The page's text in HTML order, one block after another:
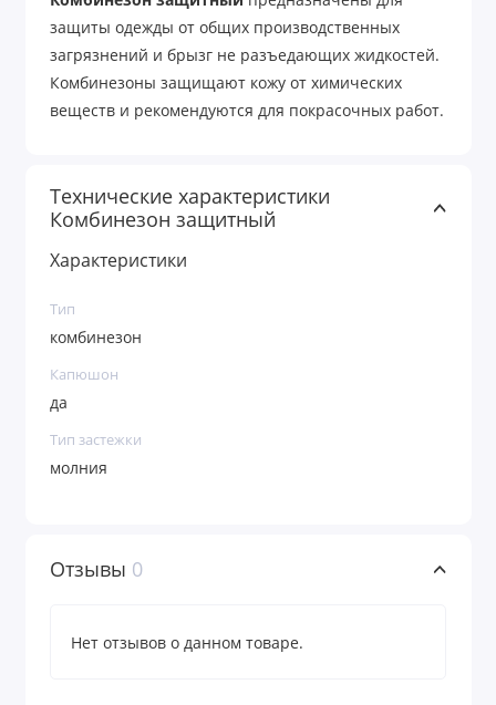
защиты одежды от общих производственных
загрязнений и брызг не разъедающих жидкостей.
Комбинезоны защищают кожу от химических
веществ и рекомендуются для покрасочных работ.
Технические характеристики
Комбинезон защитный
Характеристики
Тип
комбинезон
Капюшон
да
Тип застежки
молния
Отзывы 0
Нет отзывов о данном товаре.